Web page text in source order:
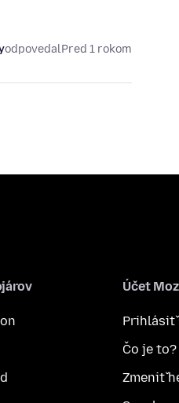
odpovedalPred 1 rokom
Účet
Prihlásiť
Čo je to?
Zmeniť